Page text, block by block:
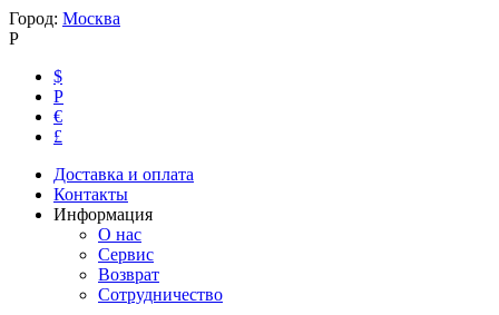
Город: Москва
Р
$
Р
€
£
Доставка и оплата
Контакты
Информация
О нас
Сервис
Возврат
Сотрудничество